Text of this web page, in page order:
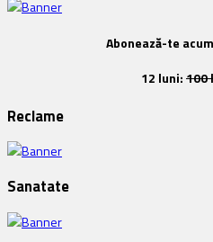
Abonează-te
12 luni:100
Reclame
Sanatate